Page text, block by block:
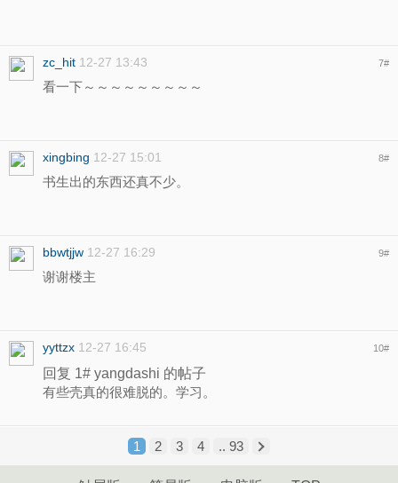
zc_hit 12-27 13:43 7#
看一下～～～～～～～～～
xingbing 12-27 15:01 8#
书生出的东西还真不少。
bbwtjjw 12-27 16:29 9#
谢谢楼主
yyttzx 12-27 16:45 10#
回复 1# yangdashi 的帖子
有些壳真的很难脱的。学习。
1 2 3 4 .. 93